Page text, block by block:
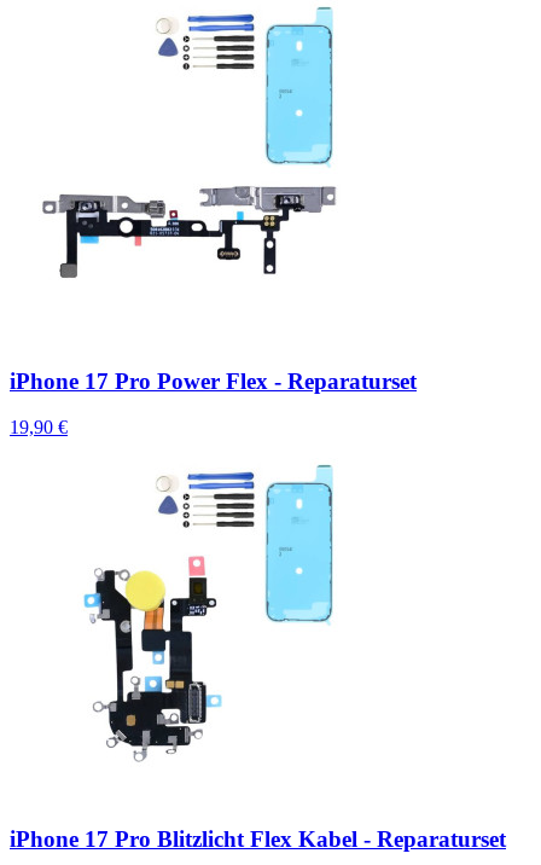
iPhone 17 Pro Power Flex - Reparaturset
19,90 €
iPhone 17 Pro Blitzlicht Flex Kabel - Reparaturset